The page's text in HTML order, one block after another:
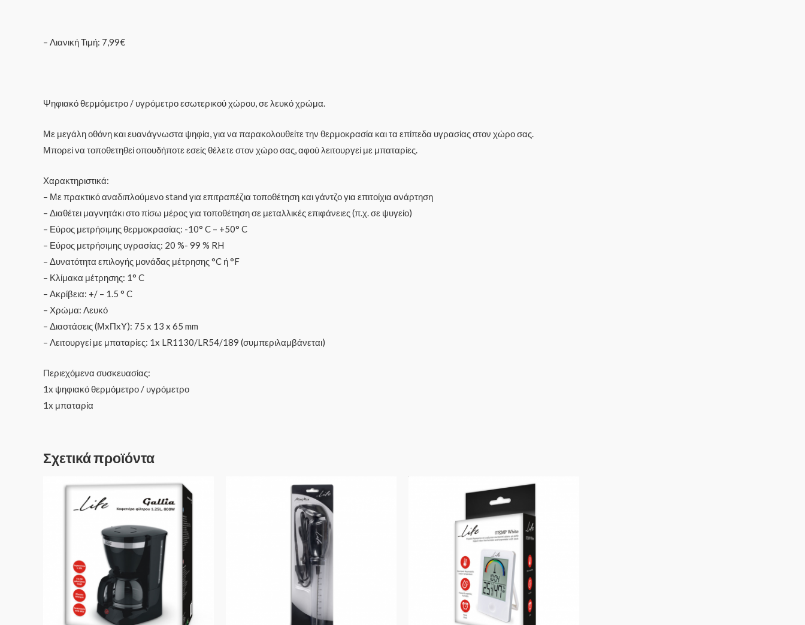
– Λιανική Τιμή: 7,99€
Ψηφιακό θερμόμετρο / υγρόμετρο εσωτερικού χώρου, σε λευκό χρώμα.
Με μεγάλη οθόνη και ευανάγνωστα ψηφία, για να παρακολουθείτε την θερμοκρασία και τα επίπεδα υγρασίας στον χώρο σας.
Μπορεί να τοποθετηθεί οπουδήποτε εσείς θέλετε στον χώρο σας, αφού λειτουργεί με μπαταρίες.
Χαρακτηριστικά:
– Με πρακτικό αναδιπλούμενο stand για επιτραπέζια τοποθέτηση και γάντζο για επιτοίχια ανάρτηση
– Διαθέτει μαγνητάκι στο πίσω μέρος για τοποθέτηση σε μεταλλικές επιφάνειες (π.χ. σε ψυγείο)
– Εύρος μετρήσιμης θερμοκρασίας: -10° C – +50° C
– Εύρος μετρήσιμης υγρασίας: 20 %- 99 % RH
– Δυνατότητα επιλογής μονάδας μέτρησης °C ή °F
– Κλίμακα μέτρησης: 1° C
– Ακρίβεια: +/ – 1.5 ° C
– Χρώμα: Λευκό
– Διαστάσεις (ΜxΠxΥ): 75 x 13 x 65 mm
– Λειτουργεί με μπαταρίες: 1x LR1130/LR54/189 (συμπεριλαμβάνεται)
Περιεχόμενα συσκευασίας:
1x ψηφιακό θερμόμετρο / υγρόμετρο
1x μπαταρία
Σχετικά προϊόντα